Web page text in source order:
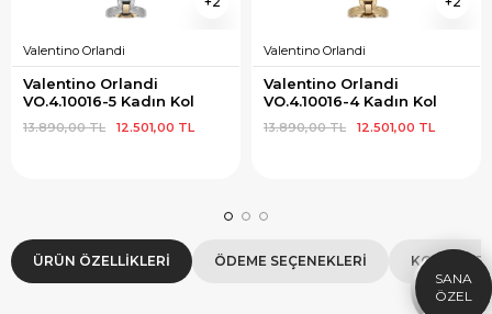
Valentino Orlandi
Valentino Orlandi
VO.4.10016-5 Kadın Kol
Saati
12.501,00 TL
13.890,00 TL
Valentino Orlandi
Valentino Orlandi
VO.4.10016-4 Kadın Kol
Saati
12.501,00 TL
13.890,00 TL
ÜRÜN ÖZELLIKLERI ÖDEME SEÇENEKLERI KOLAY
HEDIYE
ÇEKI
1.000 TL Hediye Çeki
HEDIYE1000